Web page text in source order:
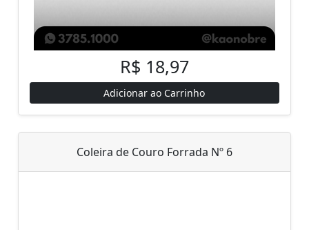
R$ 18,97
Adicionar ao Carrinho
Coleira de Couro Forrada Nº 6